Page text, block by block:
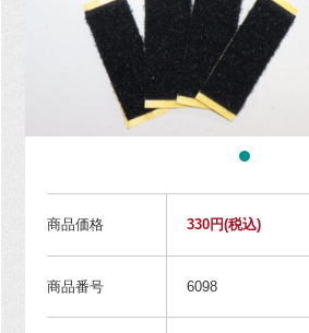
商品価格 330円(税込)
商品番号 6098